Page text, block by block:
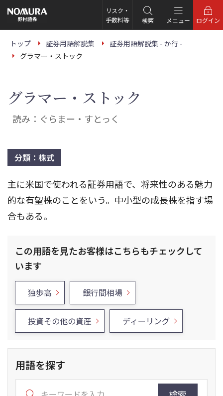
の
ー
リスク・
手数料等
検索 メニュー ログイン
トップ 証券用語解説集
証券用語解説集 - か行 -
グラマー・ストック
グラマー・ストック
読み：ぐらまー・すとっく
分類：株式
主に米国で使われる証券用語で、将来性のある魅力
的な有望株のことをいう。中小型の成長株を指す場
合もある。
この用語を見たお客様はこちらもチェックして
います
独歩高 銀行間相場
投資その他の資産 ディーリング
用語を探す